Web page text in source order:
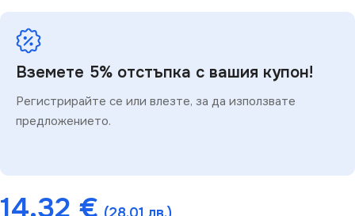
Вземете 5% отстъпка с вашия купон!
Регистрирайте се или влезте, за да използвате
предложението.
14.32 €